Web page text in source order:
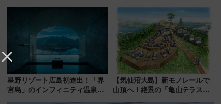
ーパス」でおトクに道東観光
（8/3発売）
星野リゾート広島初進出！「界
宮島」のインフィニティ温泉と
【気仙沼大島】新モノレールで
山頂へ！絶景の「亀山テラス